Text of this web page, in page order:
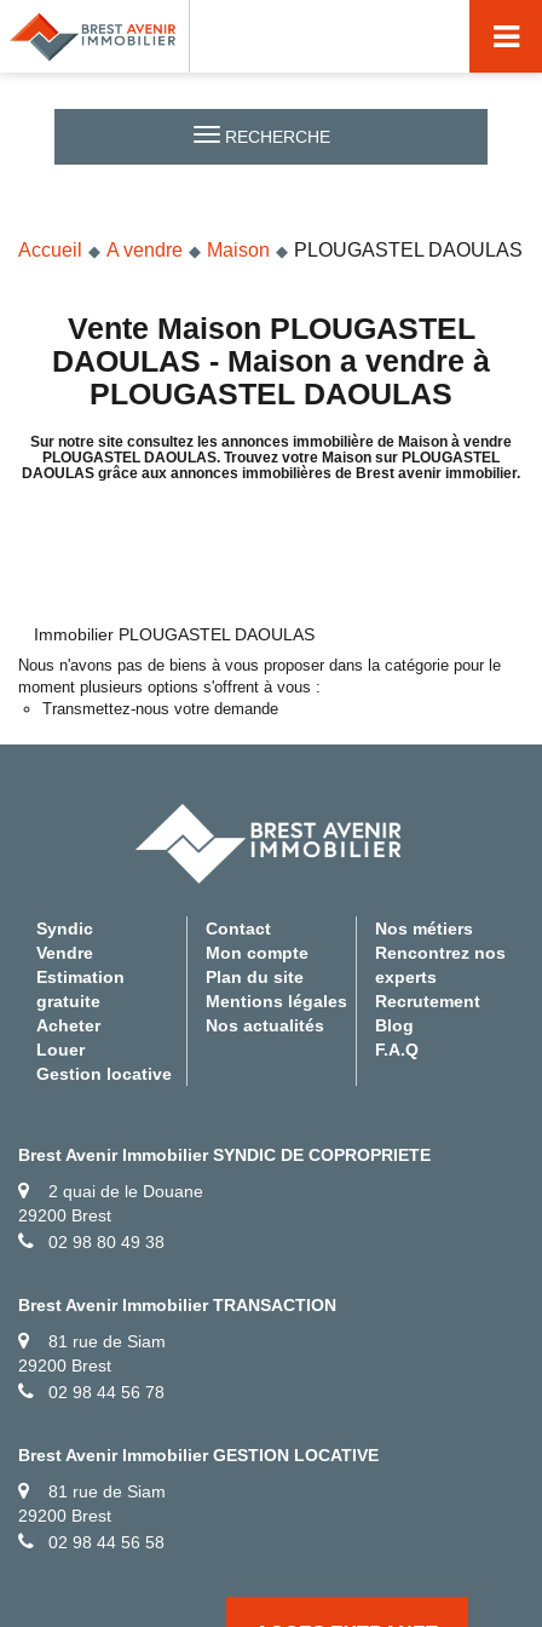
RECHERCHE
Accueil
Acheter
Vendre
Nos agences
Nos métiers
Syndic de copropriété
Gestion locative
02 98 44 56 58
Gestion Locative
Syndic
02 98 44 56 78
Mon compte
Accueil A vendre Maison PLOUGASTEL DAOULAS
Vente Maison PLOUGASTEL
DAOULAS - Maison a vendre à
PLOUGASTEL DAOULAS
Sur notre site consultez les annonces immobilière de Maison à vendre
PLOUGASTEL DAOULAS. Trouvez votre Maison sur PLOUGASTEL
DAOULAS grâce aux annonces immobilières de Brest avenir immobilier.
Immobilier PLOUGASTEL DAOULAS
Nous n'avons pas de biens à vous proposer dans la catégorie pour le
moment plusieurs options s'offrent à vous :
Transmettez-nous votre demande
Syndic
Vendre
Estimation
gratuite
Acheter
Louer
Gestion locative
Contact
Mon compte
Plan du site
Mentions légales
Nos actualités
Nos métiers
Rencontrez nos
experts
Recrutement
Blog
F.A.Q
Brest Avenir Immobilier SYNDIC DE COPROPRIETE
2 quai de le Douane
29200 Brest
02 98 80 49 38
Brest Avenir Immobilier TRANSACTION
81 rue de Siam
29200 Brest
02 98 44 56 78
Brest Avenir Immobilier GESTION LOCATIVE
81 rue de Siam
29200 Brest
02 98 44 56 58